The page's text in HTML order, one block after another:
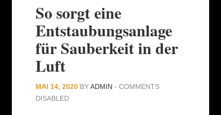
So sorgt eine
Entstaubungsanlage
für Sauberkeit in der
Luft
MAI 14, 2020 BYADMIN - COMMENTS
DISABLED